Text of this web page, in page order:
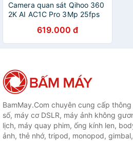
Camera quan sát Qihoo 360
2K AI AC1C Pro 3Mp 25fps
chính hãng619.000 đ
BamMay.Com chuyên cung cấp
số, máy cơ DSLR, máy ảnh không
lịch, máy quay phim, ống kính len,
ảnh, thẻ nhớ, tripod, monopod,